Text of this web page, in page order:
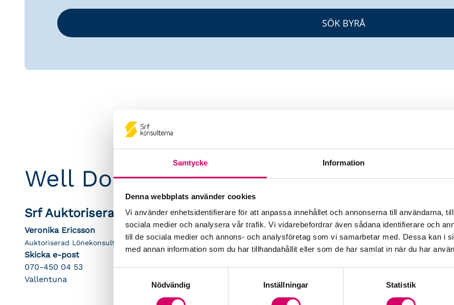
Samtycke Information
Denna webbplats använder cookies
Vi använder enhetsidentifierare för att anpassa innehållet och annonserna till användarna,
sociala medier och analysera vår trafik. Vi vidarebefordrar även sådana identifierare och
till de sociala medier och annons- och analysföretag som vi samarbetar med. Dessa kan i
med annan information som du har tillhandahållit eller som de har samlat in när du har
Nödvändig
Inställningar Statistik
Well Done Accounting Vallentuna AB
Srf Auktoriserade konsulter
Veronika Ericsson
Auktoriserad Lönekonsult
Skicka e-post
070-450 04 53
Vallentuna